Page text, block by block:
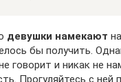
девушки намекают
бы получить.
говорит и никак не
Прогуляйтесь с ней